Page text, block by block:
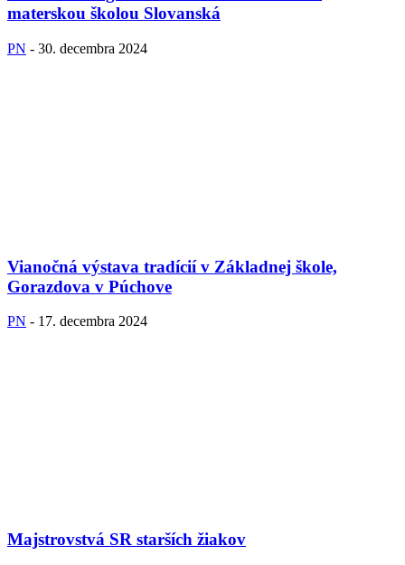
materskou školou Slovanská
PN - 30. decembra 2024
Vianočná výstava tradícií v Základnej škole,
Gorazdova v Púchove
PN - 17. decembra 2024
Majstrovstvá SR starších žiakov